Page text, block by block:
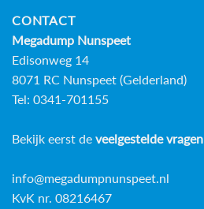
CONTACT
Megadump Nunspeet
Edisonweg 14
8071 RC Nunspeet (Gelderland)
Tel: 0341-701155
Bekijk eerst de veelgestelde vragen
info@megadumpnunspeet.nl
KvK nr. 08216467